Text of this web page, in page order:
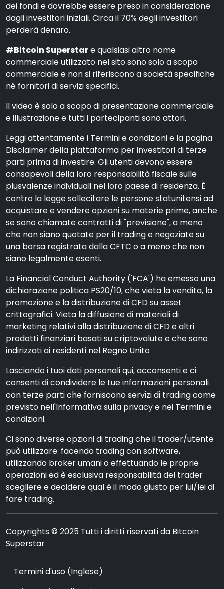
dei fondi e dovrebbe essere preso in considerazione
dagli investitori iniziali. Circa il 70% degli investitori
perderà denaro.
#Bitcoin Superstare qualsiasi altro nome
commerciale utilizzato nel sito sono solo a scopo
commerciale e non si riferiscono a società specifiche
né fornitori di servizi specifici.
Il video è solo a scopo di presentazione commerciale
e illustrazione e tutti i partecipanti sono attori.
Leggi attentamente i Termini e condizioni e la pagina
Disclaimer della piattaforma per investitori di terze
parti prima di investire. Gli utenti devono essere
consapevoli della loro responsabilità fiscale sulle
plusvalenze individuali nel loro paese di residenza. È
contro la legge sollecitare le persone statunitensi ad
acquistare e vendere opzioni su materie prime, anche
se sono chiamate contratti di "previsione", a meno
che non siano quotate per il trading e negoziate su
una borsa registrata dalla CFTC o a meno che non
siano legalmente esenti.
La Financial Conduct Authority ('FCA') ha emesso una
dichiarazione politica PS20/10, che vieta la vendita, la
promozione e la distribuzione di CFD su asset
crittografici. Vieta la diffusione di materiali di
marketing relativi alla distribuzione di CFD e altri
prodotti finanziari basati su criptovalute e che sono
indirizzati ai residenti nel Regno Unito
Lasciando i tuoi dati personali qui, acconsenti e ci
consenti di condividere le tue informazioni personali
con terze parti che forniscono servizi di trading come
previsto nell'Informativa sulla privacy e nei Termini e
condizioni.
Ci sono diverse opzioni di trading che il trader/utente
può utilizzare: facendo trading con software,
utilizzando broker umani o effettuando le proprie
operazioni ed è esclusiva responsabilità del trader
scegliere e decidere qual è il modo giusto per lui/lei di
fare trading.
Copyrights © 2025 Tutti i diritti riservati da Bitcoin
Superstar
Termini d'uso (Inglese)